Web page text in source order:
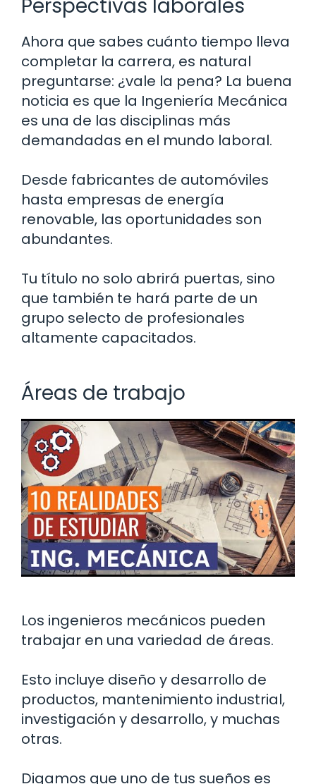
Perspectivas laborales
Ahora que sabes cuánto tiempo lleva
completar la carrera, es natural
preguntarse: ¿vale la pena? La buena
noticia es que la Ingeniería Mecánica
es una de las disciplinas más
demandadas en el mundo laboral.
Desde fabricantes de automóviles
hasta empresas de energía
renovable, las oportunidades son
abundantes.
Tu título no solo abrirá puertas, sino
que también te hará parte de un
grupo selecto de profesionales
altamente capacitados.
Áreas de trabajo
Los ingenieros mecánicos pueden
trabajar en una variedad de áreas.
Esto incluye diseño y desarrollo de
productos, mantenimiento industrial,
investigación y desarrollo, y muchas
otras.
Digamos que uno de tus sueños es